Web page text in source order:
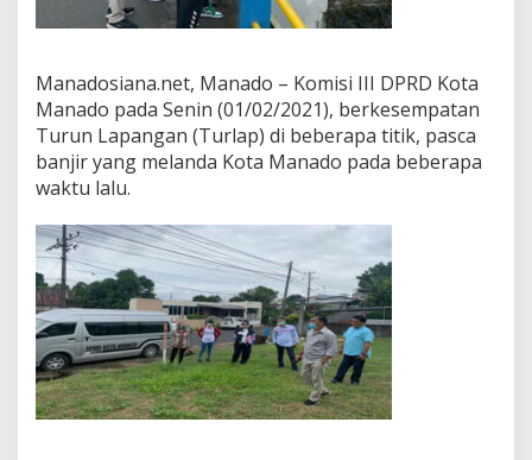
T
n
j
a
u
D
i
n
a
s
e
Manadosiana.net, Manado – Komisi III DPRD Kota
Manado pada Senin (01/02/2021), berkesempatan
Turun Lapangan (Turlap) di beberapa titik, pasca
banjir yang melanda Kota Manado pada beberapa
waktu lalu.